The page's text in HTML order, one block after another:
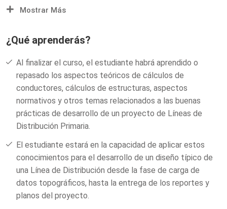
líneas de distribución eléctrica. Desde conocer el entorno
materiales, selección y personalización de configuraciones,
procesamiento detallado de datos topográficos,
distribución de estructuras, interpretación de alarmas
gráficas de incumplimiento, evaluación del proyecto por
prestaciones mecánicas, reportes de cálculos y reporte de
planos del proyecto.
Mostrar Más
¿Qué aprenderás?
Al finalizar el curso, el estudiante habrá aprendido o
repasado los aspectos teóricos de cálculos de
conductores, cálculos de estructuras, aspectos
normativos y otros temas relacionados a las buenas
prácticas de desarrollo de un proyecto de Líneas de
Distribución Primaria.
El estudiante estará en la capacidad de aplicar estos
conocimientos para el desarrollo de un diseño típico de
una Línea de Distribución desde la fase de carga de
datos topográficos, hasta la entrega de los reportes y
planos del proyecto.